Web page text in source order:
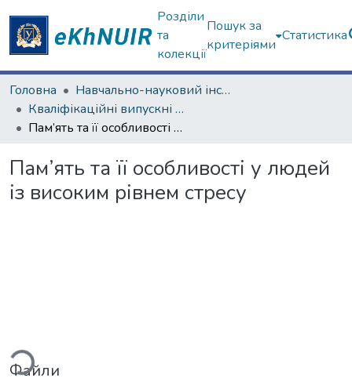
Розділи
та
колекції
Пошук за
критеріями
Статистика
Головна
Навчально-науковий інститут «Українська інженерно-педагогічна академія»
Кваліфікаційні випускні роботи магістрів. Навчально-науковий інститут «Українська інженерно-педагогічна академія»
Пам’ять та її особливості у людей із високим рівнем стресу
Пам’ять та її особливості у людей
із високим рівнем стресу
Файли